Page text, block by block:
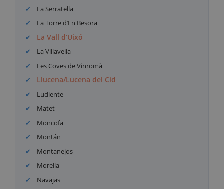
La Serratella
La Torre d’En Besora
La Vall d’Uixó
La Villavella
Les Coves de Vinromà
Llucena/Lucena del Cid
Ludiente
Matet
Moncofa
Montán
Montanejos
Morella
Navajas